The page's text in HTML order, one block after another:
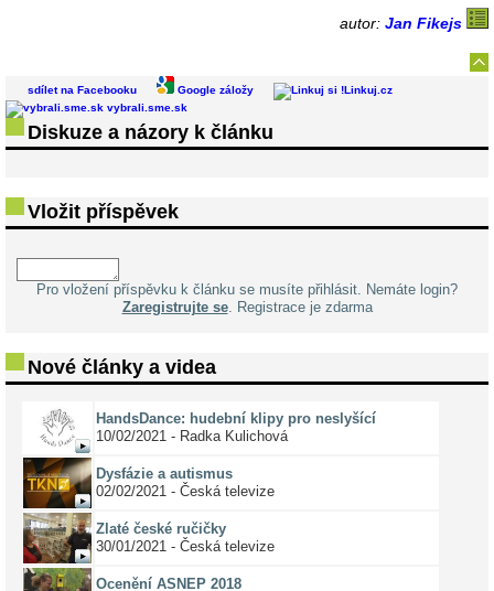
autor: Jan Fikejs
sdílet na Facebooku Google záložy
Linkuj.cz
vybrali.sme.sk
Diskuze a názory k článku
Vložit příspěvek
Pro vložení příspěvku k článku se musíte přihlásit. Nemáte login?
Zaregistrujte se. Registrace je zdarma
Nové články a videa
HandsDance: hudební klipy pro neslyšící
10/02/2021 - Radka Kulichová
Dysfázie a autismus
02/02/2021 - Česká televize
Zlaté české ručičky
30/01/2021 - Česká televize
Ocenění ASNEP 2018